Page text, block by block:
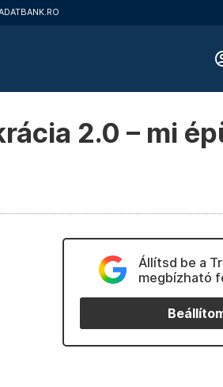
2.0 – mi
Állítsd be a
megbízható